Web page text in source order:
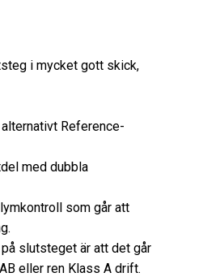
i mycket gott skick,
Reference-
med dubbla
som går att
slutsteget är att det går
eller ren Klass A drift.